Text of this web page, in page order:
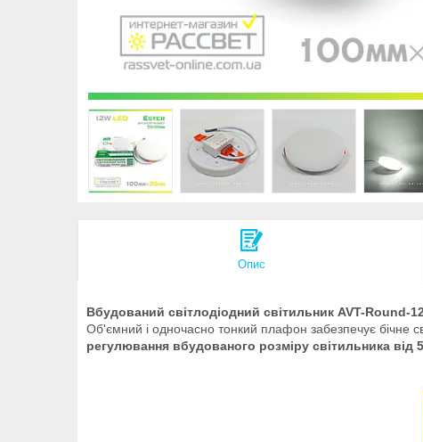
Опис
Вбудований світлодіодний світильник AVT-Round-
Об'ємний і одночасно тонкий плафон забезпечує бічне
регулювання вбудованого розміру світильника від